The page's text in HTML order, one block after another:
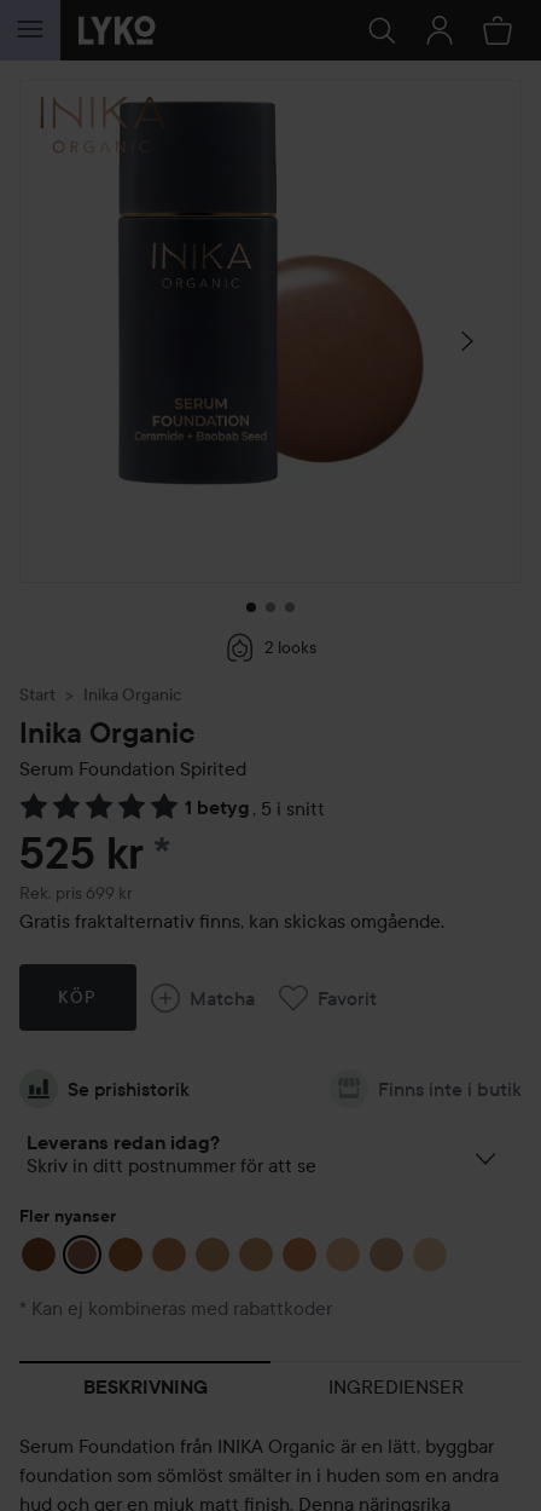
HOPPA TILL INNEHÅLLET
HOPPA ÖVER SEKTIONEN
2 looks
Start Inika Organic
Inika Organic
Serum Foundation Spirited
1 betyg , 5 i snitt
Hoppa till Betyg & kommentarer
525 kr *
Rek. pris 699 kr
Rekommenderat pris 699 kr
Gratis fraktalternativ finns, kan skickas omgående.
KÖP Matcha Favorit
Se prishistorik Finns inte i butik
Leverans redan idag?
Skriv in ditt postnummer för att se
Fler nyanser
* Kan ej kombineras med rabattkoder
BESKRIVNING INGREDIENSER
Serum Foundation från INIKA Organic är en lätt, byggbar
foundation som sömlöst smälter in i huden som en andra
hud och ger en mjuk matt finish. Denna näringsrika